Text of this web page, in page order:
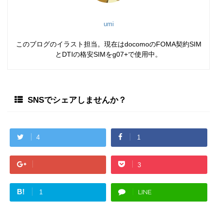
umi
このブログのイラスト担当。現在はdocomoのFOMA契約SIM
とDTIの格安SIMをg07+で使用中。
SNSでシェアしませんか？
4 1
3
B! 1 LINE